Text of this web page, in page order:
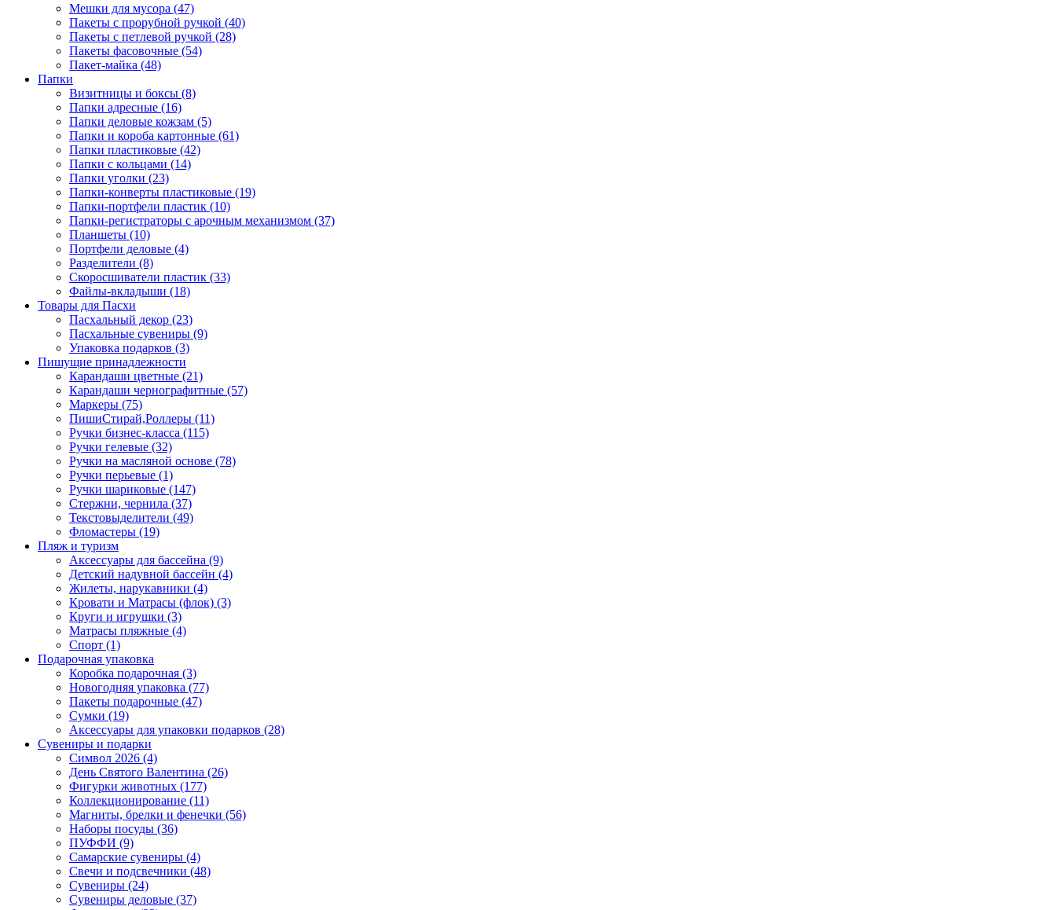
Мешки для мусора (47)
Пакеты с прорубной ручкой (40)
Пакеты с петлевой ручкой (28)
Пакеты фасовочные (54)
Пакет-майка (48)
Папки
Визитницы и боксы (8)
Папки адресные (16)
Папки деловые кожзам (5)
Папки и короба картонные (61)
Папки пластиковые (42)
Папки с кольцами (14)
Папки уголки (23)
Папки-конверты пластиковые (19)
Папки-портфели пластик (10)
Папки-регистраторы с арочным механизмом (37)
Планшеты (10)
Портфели деловые (4)
Разделители (8)
Скоросшиватели пластик (33)
Файлы-вкладыши (18)
Товары для Пасхи
Пасхальный декор (23)
Пасхальные сувениры (9)
Упаковка подарков (3)
Пишущие принадлежности
Карандаши цветные (21)
Карандаши чернографитные (57)
Маркеры (75)
ПишиСтирай,Роллеры (11)
Ручки бизнес-класса (115)
Ручки гелевые (32)
Ручки на масляной основе (78)
Ручки перьевые (1)
Ручки шариковые (147)
Стержни, чернила (37)
Текстовыделители (49)
Фломастеры (19)
Пляж и туризм
Аксессуары для бассейна (9)
Детский надувной бассейн (4)
Жилеты, нарукавники (4)
Кровати и Матрасы (флок) (3)
Круги и игрушки (3)
Матрасы пляжные (4)
Спорт (1)
Подарочная упаковка
Коробка подарочная (3)
Новогодняя упаковка (77)
Пакеты подарочные (47)
Сумки (19)
Аксессуары для упаковки подарков (28)
Сувениры и подарки
Символ 2026 (4)
День Святого Валентина (26)
Фигурки животных (177)
Коллекционирование (11)
Магниты, брелки и фенечки (56)
Наборы посуды (36)
ПУФФИ (9)
Самарские сувениры (4)
Свечи и подсвечники (48)
Сувениры (24)
Сувениры деловые (37)